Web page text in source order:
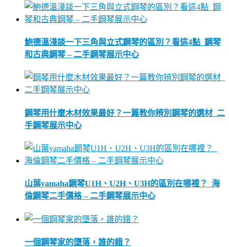
鮑德溫淺談一下三角與立式鋼琴的區別？看這4點_鋼琴
和古典鋼琴 – 二手鋼琴展示中心
鋼琴用什麼木材效果最好？一篇教你辨別鋼琴的選材_二
手鋼琴展示中心
山葉yamaha鋼琴U1H、U2H、U3H的區別在哪裡？_海
倫鋼琴二手價格 – 二手鋼琴展示中心
一個鋼琴家的墮落，誰的錯？